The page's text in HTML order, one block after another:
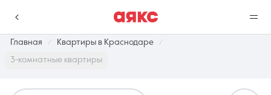
Главная Квартиры в Краснодаре
3-комнатные квартиры